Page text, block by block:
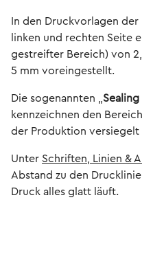
In den Druckvorlagen
linken und rechten Seite
gestreifter Bereich) von
5 mm voreingestellt.
Die sogenannten „ Sealing
kennzeichnen den
der Produktion versiegelt
Unter Schriften, Linien &
Abstand zu den
Druck alles glatt läuft.